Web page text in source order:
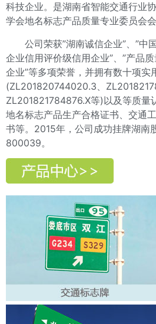
科技企业。是湖南省智能交通行业
学会地名标志产品质量专业委员会会
公司荣获”湖南诚信企业”、”中
企业信用评价级信用企业”、”产品
企业”等多项荣誉，并拥有数十项实
(ZL201820744020.3、
ZL201821784876.X等)以及等质量
地名标志产品生产合格证书、交通
书等。2015年，公司成功挂牌湖南
800039。